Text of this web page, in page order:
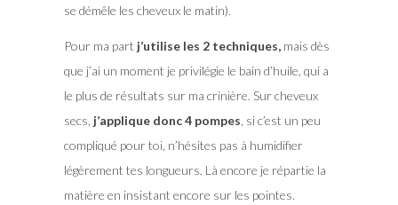
se démêle les cheveux le matin).
Pour ma part j’utilise les 2 techniques,mais dès
que j’ai un moment je privilégie le bain d’huile, qui a
le plus de résultats sur ma crinière. Sur cheveux
secs, j’applique donc 4 pompes , si c’est un peu
compliqué pour toi, n’hésites pas à humidifier
légèrement tes longueurs. Là encore je répartie la
matière en insistant encore sur les pointes.